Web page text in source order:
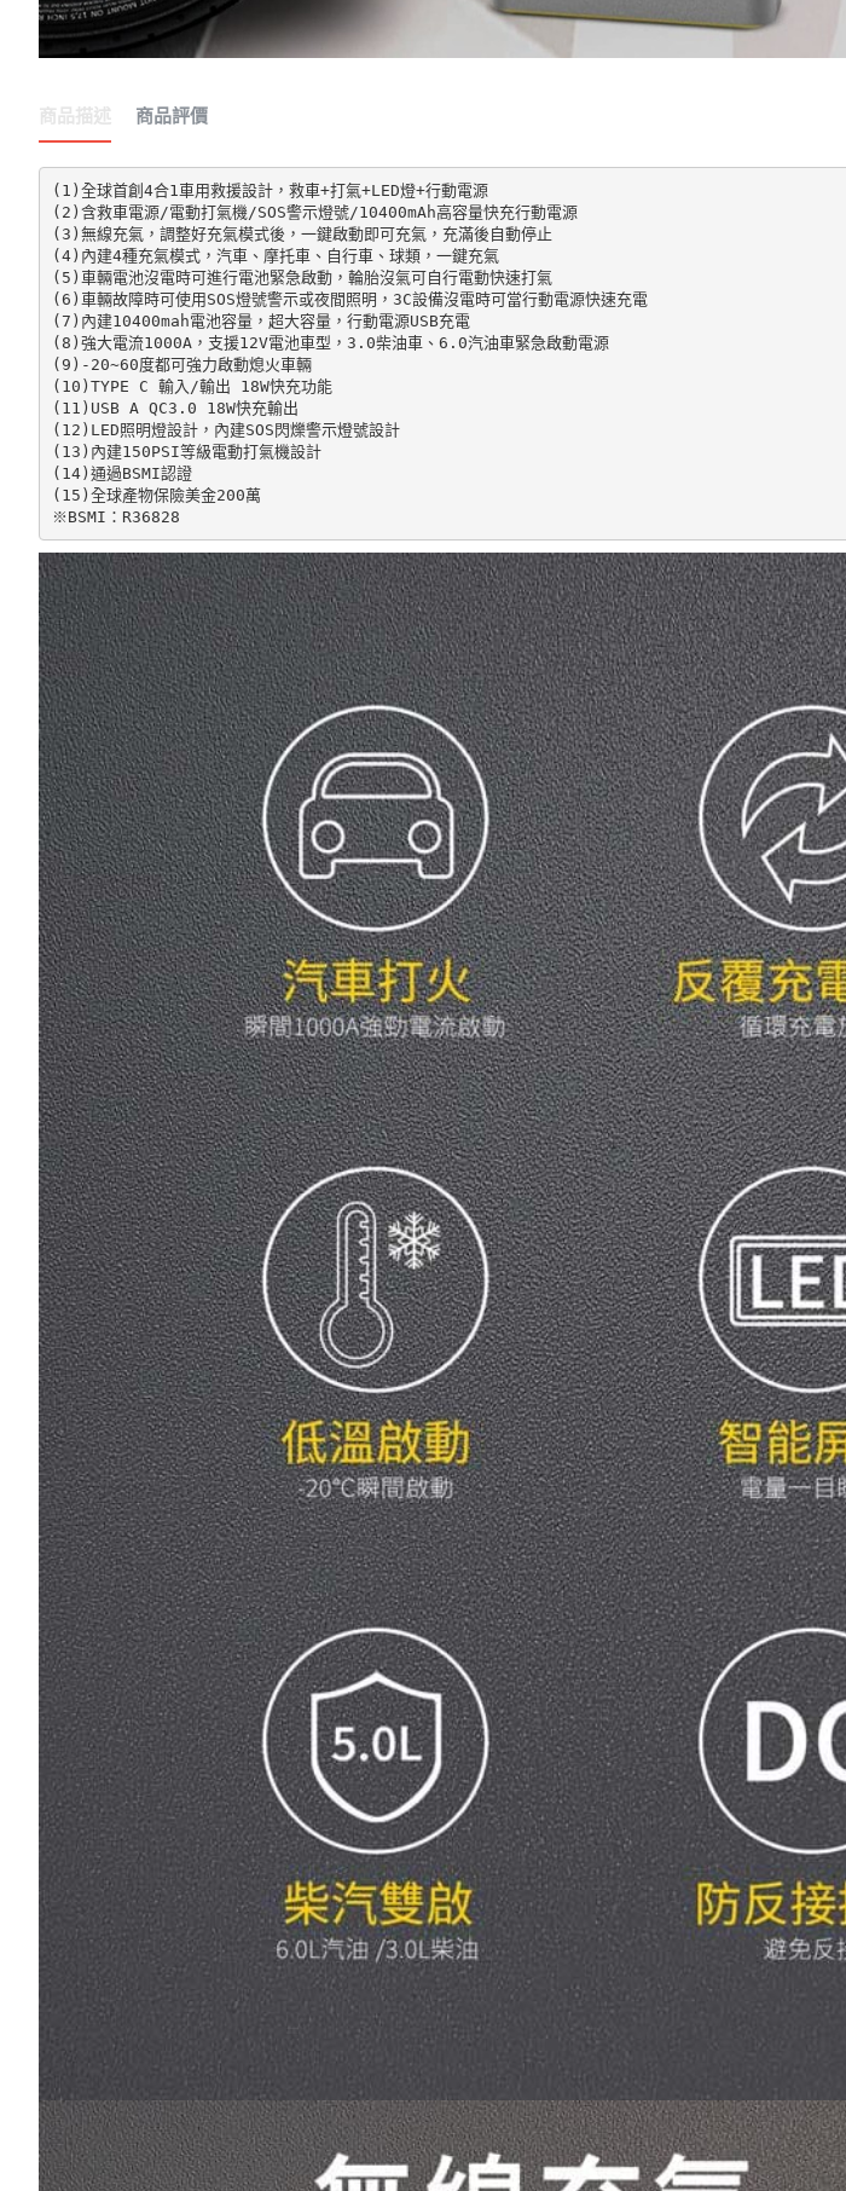
商品描述 商品評價
(1)全球首創4合1車用救援設計，救車+打氣+LED燈+行動電源
(2)含救車電源/電動打氣機/SOS警示燈號/10400mAh高容量快充行動電源
(3)無線充氣，調整好充氣模式後，一鍵啟動即可充氣，充滿後自動停止
(4)內建4種充氣模式，汽車、摩托車、自行車、球類，一鍵充氣
(5)車輛電池沒電時可進行電池緊急啟動，輪胎沒氣可自行電動快速打氣
(6)車輛故障時可使用SOS燈號警示或夜間照明，3C設備沒電時可當行動電源快速充電
(7)內建10400mah電池容量，超大容量，行動電源USB充電
(8)強大電流1000A，支援12V電池車型，3.0柴油車、6.0汽油車緊急啟動電源
(9)-20~60度都可強力啟動熄火車輛
(10)TYPE C 輸入/輸出 18W快充功能
(11)USB A QC3.0 18W快充輸出
(12)LED照明燈設計，內建SOS閃爍警示燈號設計
(13)內建150PSI等級電動打氣機設計
(14)通過BSMI認證
(15)全球產物保險美金200萬
※BSMI：R36828